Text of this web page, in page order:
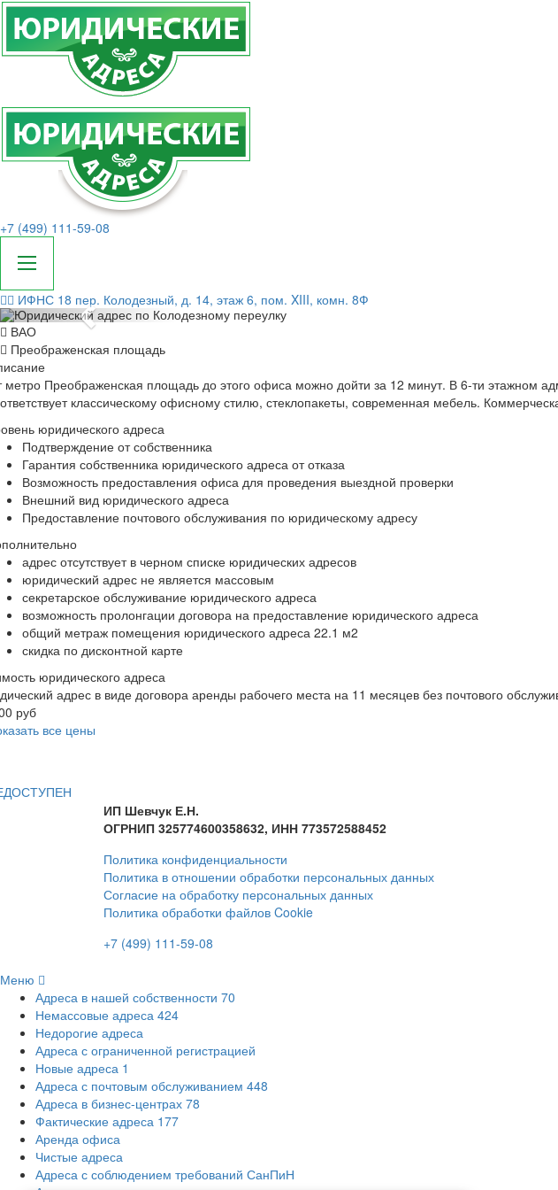
+7 (499) 111-59-08
ИФНС 18 пер. Колодезный, д. 14, этаж 6, пом. XIII, комн. 8Ф
Назад
ВАО
Преображенская площадь
метро Преображенская площадь до этого офиса можно дойти за 12 минут. В 6-ти этажном
классическому офисному стилю, стеклопакеты, современная мебель.
юридического адреса
Подтверждение от собственника
Гарантия собственника юридического адреса от отказа
Возможность предоставления офиса для проведения выездной проверки
Внешний вид юридического адреса
Предоставление почтового обслуживания по юридическому адресу
адрес отсутствует в черном списке юридических адресов
юридический адрес не является массовым
секретарское обслуживание юридического адреса
возможность пролонгации договора на предоставление юридического адреса
общий метраж помещения юридического адреса 22.1 м2
скидка по дисконтной карте
юридического адреса
адрес в виде договора аренды рабочего места на 11 месяцев без почтового
руб
все цены
ИП Шевчук Е.Н.
ОГРНИП 325774600358632, ИНН 773572588452
Политика конфиденциальности
Политика в отношении обработки персональных данных
Согласие на обработку персональных данных
Политика обработки файлов Cookie
+7 (499) 111-59-08
Меню
Адреса в нашей собственности 70
Немассовые адреса 424
Недорогие адреса
Адреса с ограниченной регистрацией
Новые адреса 1
Адреса с почтовым обслуживанием 448
Адреса в бизнес-центрах 78
Фактические адреса 177
Аренда офиса
Чистые адреса
Адреса с соблюдением требований СанПиН